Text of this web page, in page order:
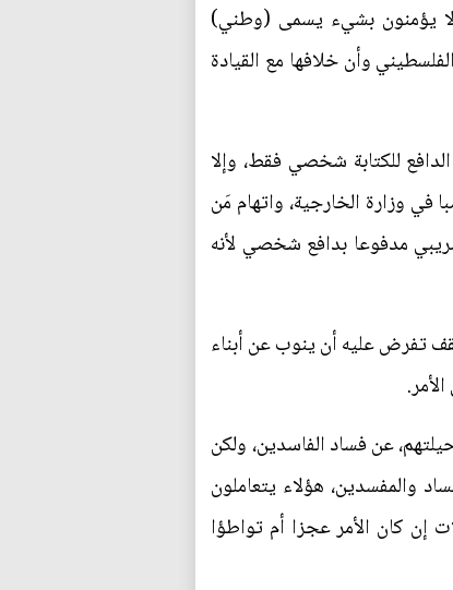
لا يؤمنون بشيء يسمى (وطني)
وأن خلافها مع القيادة
للكتابة شخصي فقط، وإلا
في وزارة الخارجية، واتهام مَن
مدفوعا بدافع شخصي لأنه
تفرض عليه أن ينوب عن أبناء
عن فساد الفاسدين، ولكن
والمفسدين، هؤلاء يتعاملون
كان الأمر عجزا أم تواطؤا